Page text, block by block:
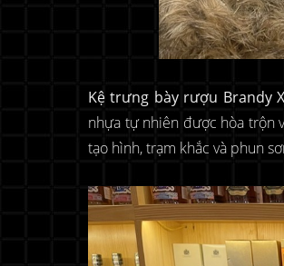
Kệ trưng bày rượu Brandy
nhựa tự nhiên được hòa trộn
tạo hình, trạm khắc và phun